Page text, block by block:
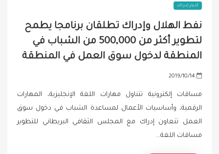
أخبار إدراك
نفط الهلال وإدراك تطلقان برنامجا يطمح
لتطوير أكثر من 500,000 من الشباب في
المنطقة لدخول سوق العمل في المنطقة
P
t
e
d
2019/10/14
مساقات إلكترونية تتناول مهارات اللغة الإنجليزية، المهارات
الرقمية، وأساسيات الأعمال لمساعدة الشباب في دخول سوق
العمل تتعاون إدراك مع المجلس الثقافي البريطاني للتطوير
مساقات اللغة…